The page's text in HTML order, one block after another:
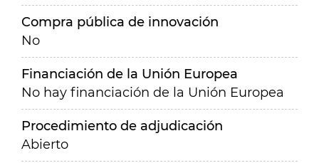
Compra pública de innovación
No
Financiación de la Unión Europea
No hay financiación de la Unión Europea
Procedimiento de adjudicación
Abierto